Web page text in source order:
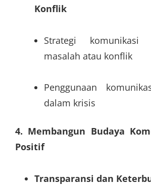
Konflik
Strategi
masalah atau konflik
Penggunaan
dalam krisis
4. Membangun Budaya
Positif
Transparansi dan